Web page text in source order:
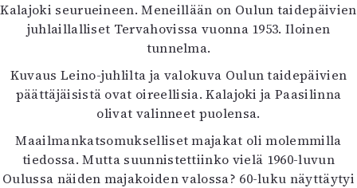
Kalajoki seurueineen. Meneillään on Oulun taidepäivien
juhlaillalliset Tervahovissa vuonna 1953. Iloinen
tunnelma.
Kuvaus Leino-juhlilta ja valokuva Oulun taidepäivien
päättäjäisistä ovat oireellisia. Kalajoki ja Paasilinna
olivat valinneet puolensa.
Maailmankatsomukselliset majakat oli molemmilla
tiedossa. Mutta suunnistettiinko vielä 1960-luvun
Oulussa näiden majakoiden valossa? 60-luku näyttäytyi